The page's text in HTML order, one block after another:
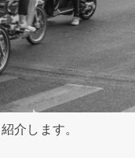
介します。